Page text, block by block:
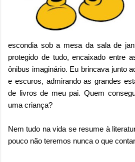
escondia sob a mesa da sala de
protegido de tudo, encaixado entre
ônibus imaginário. Eu brincava junto
e escuros, admirando as grandes
de livros de meu pai. Quem
uma criança?
Nem tudo na vida se resume à
pouco não teremos nunca o que